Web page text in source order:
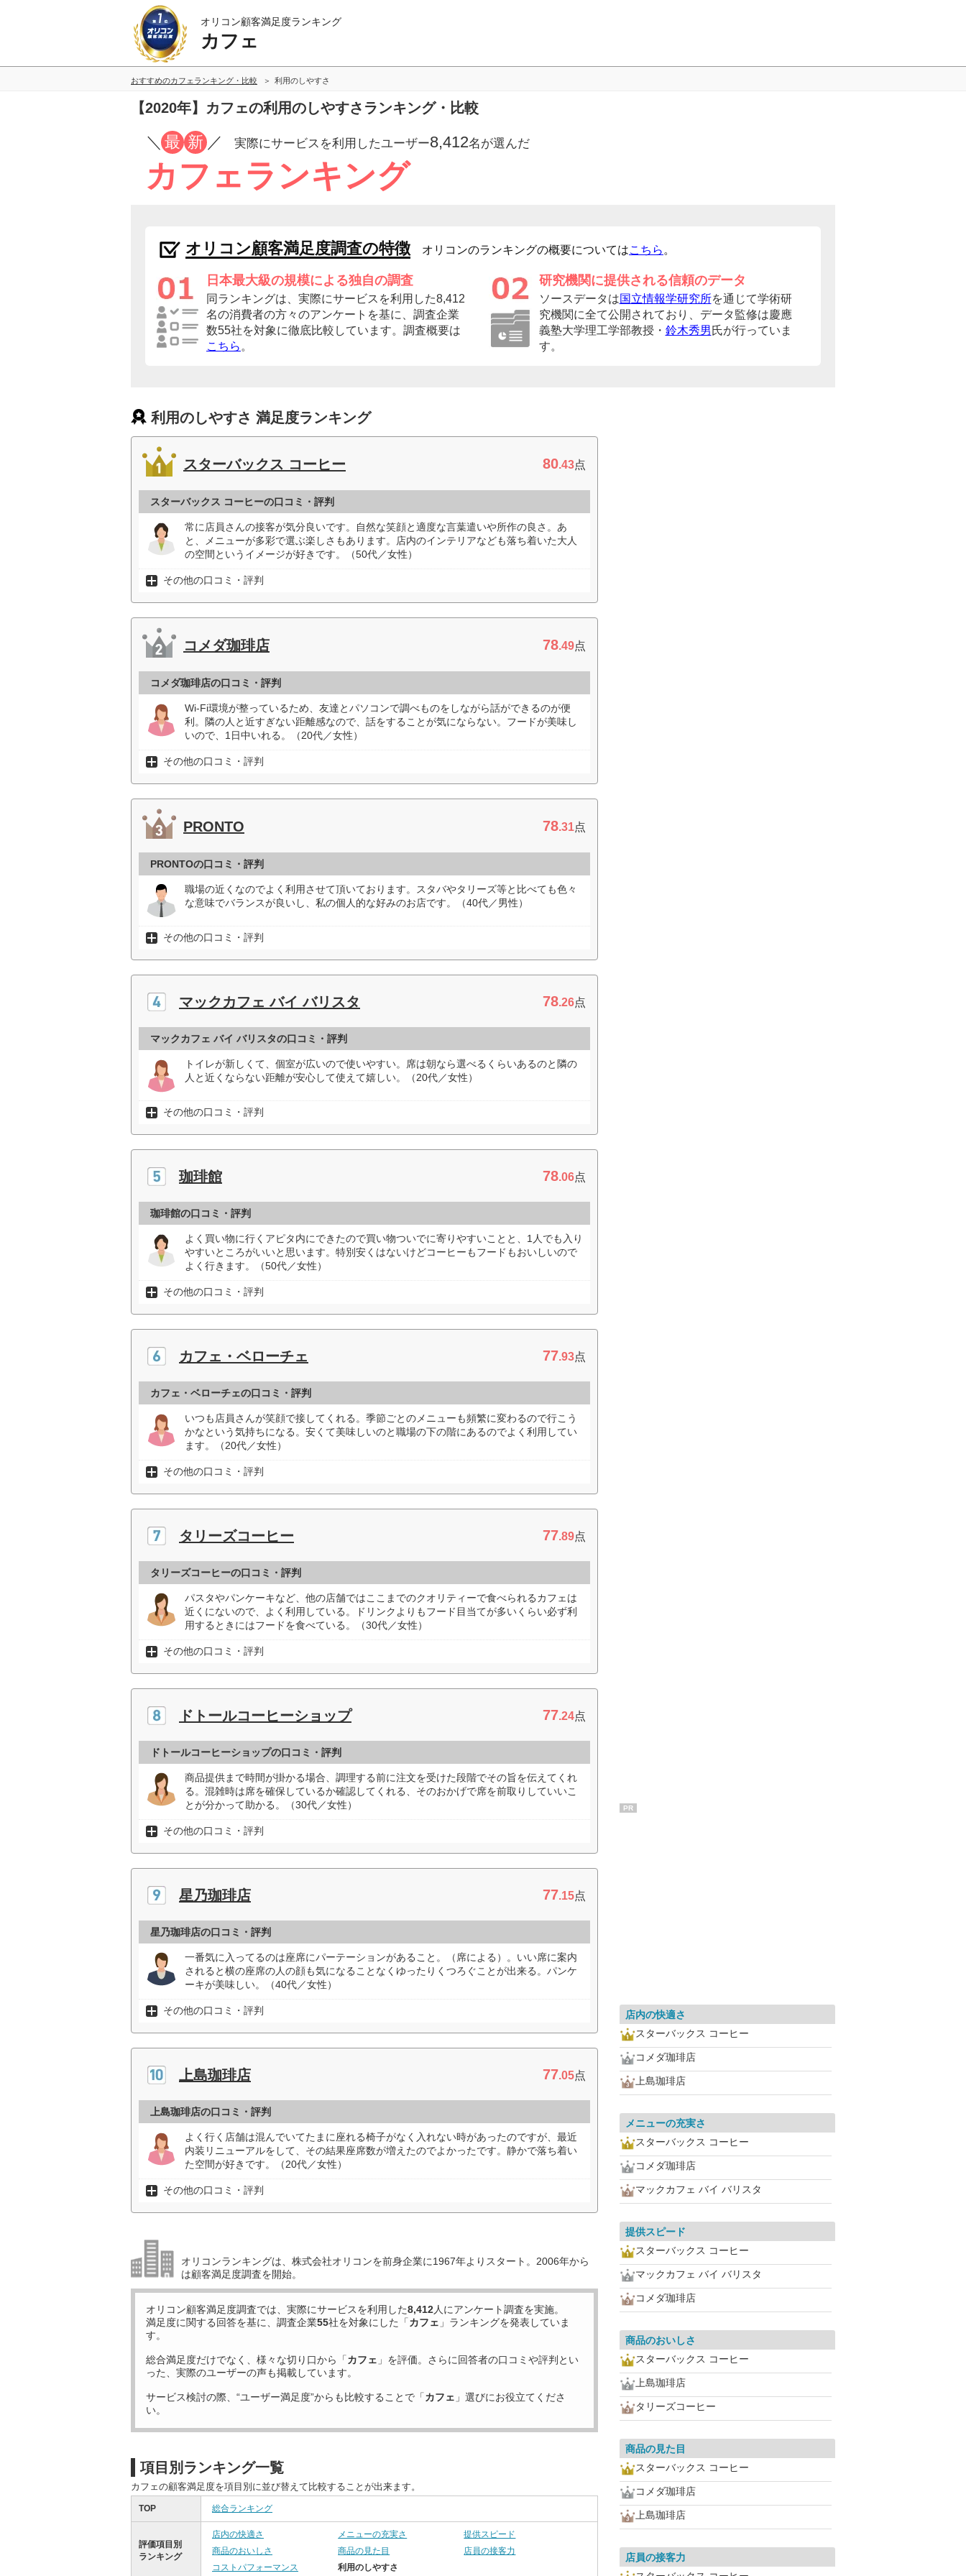
オリコン顧客満足度ランキング
カフェ
おすすめのカフェランキング・比較 利用のしやすさ
【2020年】カフェの利用のしやすさランキング・比較
／ 最 新 ／ 実際にサービスを利用したユーザー8,412名が選んだ
カフェランキング
オリコン顧客満足度調査の特徴 オリコンのランキングの概要についてはこちら 。
日本最大級の規模による独自の調査
同ランキングは、実際にサービスを利用した8,412
名の消費者の方々のアンケートを基に、調査企業
数55社を対象に徹底比較しています。調査概要は
こちら 。
研究機関に提供される信頼のデータ
ソースデータは国立情報学研究所を通じて学術研
究機関に全て公開されており、データ監修は慶應
義塾大学理工学部教授・ 鈴木秀男 氏が行っていま
す。
利用のしやすさ 満足度ランキング
スターバックス コーヒー 80.43点
スターバックス コーヒーの口コミ・評判
常に店員さんの接客が気分良いです。自然な笑顔と適度な言葉遣いや所作の良さ。あ
と、メニューが多彩で選ぶ楽しさもあります。店内のインテリアなども落ち着いた大人
の空間というイメージが好きです。（50代／女性）
その他の口コミ・評判
コメダ珈琲店 78.49点
コメダ珈琲店の口コミ・評判
Wi-Fi環境が整っているため、友達とパソコンで調べものをしながら話ができるのが便
利。隣の人と近すぎない距離感なので、話をすることが気にならない。フードが美味し
いので、1日中いれる。（20代／女性）
その他の口コミ・評判
PRONTO 78.31点
PRONTOの口コミ・評判
職場の近くなのでよく利用させて頂いております。スタバやタリーズ等と比べても色々
な意味でバランスが良いし、私の個人的な好みのお店です。（40代／男性）
その他の口コミ・評判
マックカフェ バイ バリスタ 78.26点
マックカフェ バイ バリスタの口コミ・評判
トイレが新しくて、個室が広いので使いやすい。席は朝なら選べるくらいあるのと隣の
人と近くならない距離が安心して使えて嬉しい。（20代／女性）
その他の口コミ・評判
珈琲館 78.06点
珈琲館の口コミ・評判
よく買い物に行くアピタ内にできたので買い物ついでに寄りやすいことと、1人でも入り
やすいところがいいと思います。特別安くはないけどコーヒーもフードもおいしいので
よく行きます。（50代／女性）
その他の口コミ・評判
カフェ・ベローチェ 77.93点
カフェ・ベローチェの口コミ・評判
いつも店員さんが笑顔で接してくれる。季節ごとのメニューも頻繁に変わるので行こう
かなという気持ちになる。安くて美味しいのと職場の下の階にあるのでよく利用してい
ます。（20代／女性）
その他の口コミ・評判
タリーズコーヒー 77.89点
タリーズコーヒーの口コミ・評判
パスタやパンケーキなど、他の店舗ではここまでのクオリティーで食べられるカフェは
近くにないので、よく利用している。ドリンクよりもフード目当てが多いくらい必ず利
用するときにはフードを食べている。（30代／女性）
その他の口コミ・評判
ドトールコーヒーショップ 77.24点
ドトールコーヒーショップの口コミ・評判
商品提供まで時間が掛かる場合、調理する前に注文を受けた段階でその旨を伝えてくれ
る。混雑時は席を確保しているか確認してくれる、そのおかげで席を前取りしていいこ
とが分かって助かる。（30代／女性）
その他の口コミ・評判
星乃珈琲店 77.15点
星乃珈琲店の口コミ・評判
一番気に入ってるのは座席にパーテーションがあること。（席による）。いい席に案内
されると横の座席の人の顔も気になることなくゆったりくつろぐことが出来る。パンケ
ーキが美味しい。（40代／女性）
その他の口コミ・評判
上島珈琲店 77.05点
上島珈琲店の口コミ・評判
よく行く店舗は混んでいてたまに座れる椅子がなく入れない時があったのですが、最近
内装リニューアルをして、その結果座席数が増えたのでよかったです。静かで落ち着い
た空間が好きです。（20代／女性）
その他の口コミ・評判
オリコンランキングは、株式会社オリコンを前身企業に1967年よりスタート。2006年から
は顧客満足度調査を開始。
オリコン顧客満足度調査では、実際にサービスを利用した8,412人にアンケート調査を実施。
満足度に関する回答を基に、調査企業55社を対象にした「カフェ 」ランキングを発表していま
す。
総合満足度だけでなく、様々な切り口から「カフェ 」を評価。さらに回答者の口コミや評判とい
った、実際のユーザーの声も掲載しています。
サービス検討の際、“ユーザー満足度”からも比較することで「カフェ 」選びにお役立てくださ
い。
項目別ランキング一覧
カフェの顧客満足度を項目別に並び替えて比較することが出来ます。
TOP 総合ランキング
評価項目別
ランキング
店内の快適さ メニューの充実さ
提供スピード
商品のおいしさ
商品の見た目
店員の接客力
コストパフォーマンス
利用のしやすさ
PR
店内の快適さ
スターバックス コーヒー
コメダ珈琲店
上島珈琲店
メニューの充実さ
スターバックス コーヒー
コメダ珈琲店
マックカフェ バイ バリスタ
提供スピード
スターバックス コーヒー
マックカフェ バイ バリスタ
コメダ珈琲店
商品のおいしさ
スターバックス コーヒー
上島珈琲店
タリーズコーヒー
商品の見た目
スターバックス コーヒー
コメダ珈琲店
上島珈琲店
店員の接客力